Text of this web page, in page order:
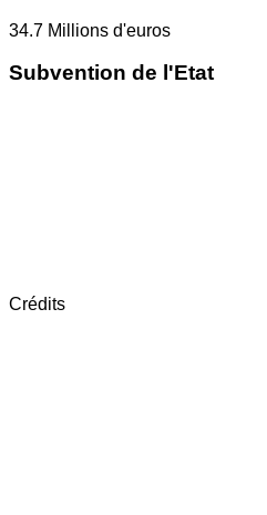
34.7 Millions d'euros
Subvention de l'Etat
Crédits